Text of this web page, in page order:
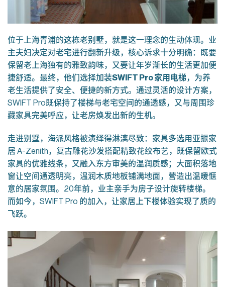
位于上海青浦的这栋老别墅，就是这一理念的生动体现。业
主夫妇决定对老宅进行翻新升级，核心诉求十分明确：既要
保留老上海独有的雅致韵味，又要让年岁渐长的生活更加便
捷舒适。最终，他们选择加装SWIFT Pro家用电梯，为养
老生活提供了安全、便捷的新方式。通过灵活的设计方案，
SWIFT Pro既保持了楼梯与老宅空间的通透感，又与周围珍
藏家具完美呼应，让老房焕发出新的生机。
走进别墅，海派风格被演绎得淋漓尽致：家具多选用亚振家
居 A-Zenith，复古雕花沙发搭配精致花纹布艺，既保留欧式
家具的优雅线条，又融入东方审美的温润质感；大面积落地
窗让空间通透明亮，温润木质地板铺满地面，营造出温暖惬
意的居家氛围。20年前，业主亲手为房子设计旋转楼梯。
而如今，SWIFT Pro 的加入，让家居上下楼体验实现了质的
飞跃。